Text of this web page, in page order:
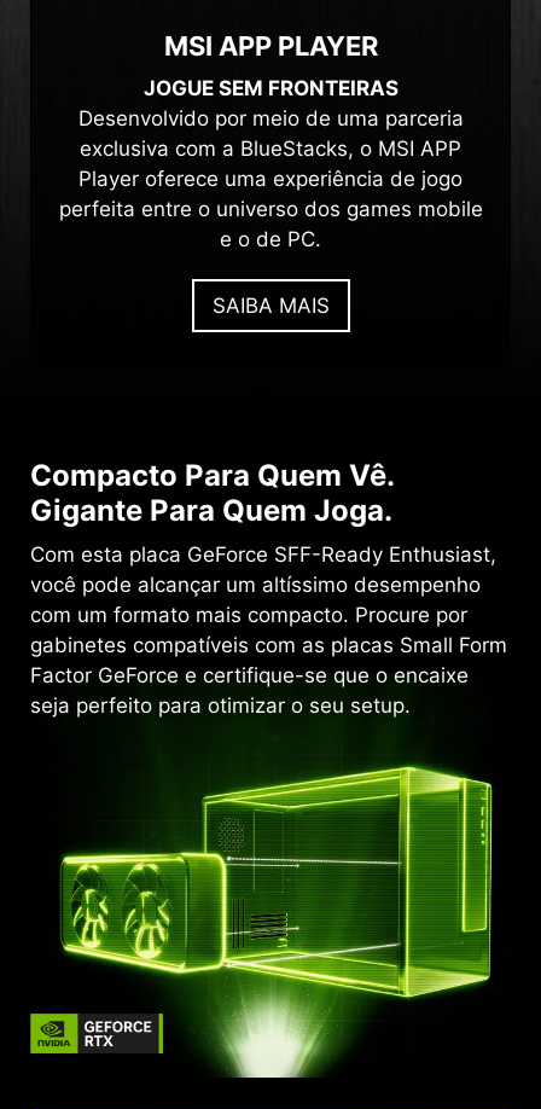
MSI APP PLAYER
JOGUE SEM FRONTEIRAS
Desenvolvido por meio de uma parceria
exclusiva com a BlueStacks, o MSI APP
Player oferece uma experiência de jogo
perfeita entre o universo dos games mobile
e o de PC.
SAIBA MAIS
Compacto Para Quem Vê.
Gigante Para Quem Joga.
Com esta placa GeForce SFF-Ready Enthusiast,
você pode alcançar um altíssimo desempenho
com um formato mais compacto. Procure por
gabinetes compatíveis com as placas Small Form
Factor GeForce e certifique-se que o encaixe
seja perfeito para otimizar o seu setup.